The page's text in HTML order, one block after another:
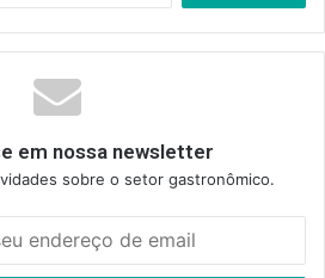
em nossa newsletter
sobre o setor gastronômico.